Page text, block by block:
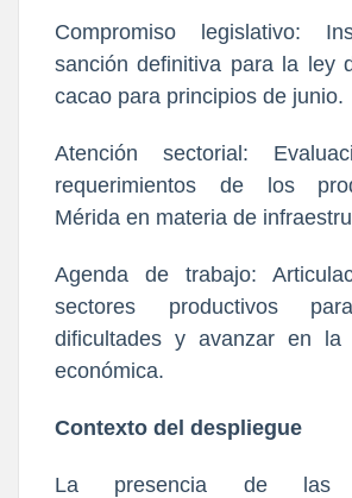
Compromiso legislativo:
sanción definitiva para la ley
cacao para principios de junio.
Atención sectorial:
requerimientos de los
Mérida en materia de
Agenda de trabajo:
sectores productivos
dificultades y avanzar en la
económica.
Contexto del despliegue
La presencia de las